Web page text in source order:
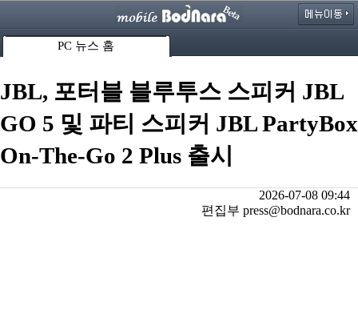
PC 뉴스 홈
JBL, 포터블 블루투스 스피커 JBL
GO 5 및 파티 스피커 JBL PartyBox
On-The-Go 2 Plus 출시
2026-07-08 09:44
편집부 press@bodnara.co.kr